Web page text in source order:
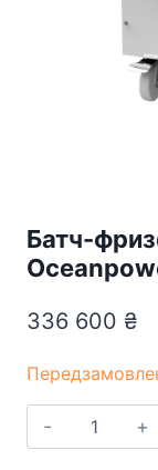
Батч-
336 600 ₴
Батч-
фризер